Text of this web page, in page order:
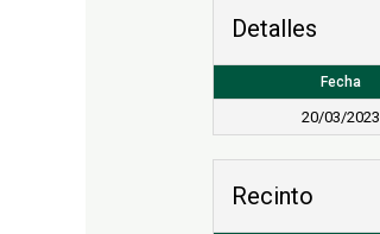
Detalles
Fecha
20/03/2023
Recinto